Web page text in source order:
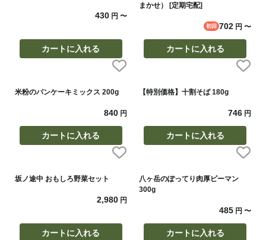
430円 〜
カートに入れる
まかせ） [定期宅配]
初回 702 円〜
カートに入れる
米粉のパンケーキミックス 200g
840円
カートに入れる
【特別価格】十割そば 180g
746 円
カートに入れる
坂ノ途中 おもしろ野菜セット
2,980円
カートに入れる
八ヶ岳のぽってり肉厚ピーマン
300g
485 円〜
カートに入れる